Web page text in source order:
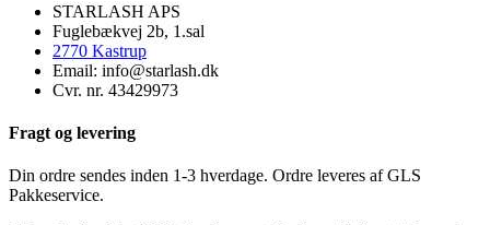
STARLASH APS
Fuglebækvej 2b, 1.sal
2770 Kastrup
Email: info@starlash.dk
Cvr. nr. 43429973
Fragt og levering
Din ordre sendes inden 1-3 hverdage. Ordre leveres af GLS
Pakkeservice.